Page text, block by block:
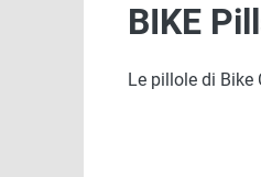
BIKE
Le pillole di